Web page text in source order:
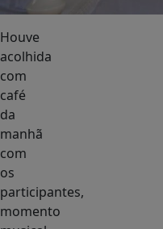
Houve
acolhida
com
café
da
manhã
com
os
participantes,
momento